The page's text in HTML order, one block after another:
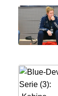
u
a